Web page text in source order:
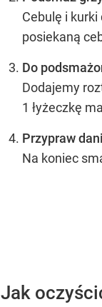
Cebulę i
posiekaną
Do
Dodajemy
1 łyżeczkę
Przypraw
Na koniec
Jak